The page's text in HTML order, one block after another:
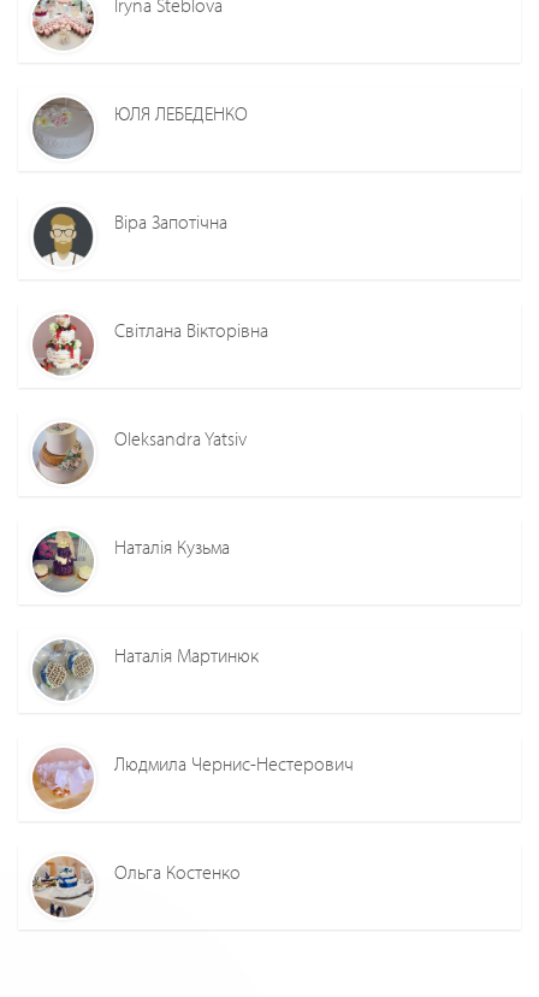
ЮЛЯ ЛЕБЕДЕНКО
Віра Запотічна
Світлана Вікторівна
Oleksandra Yatsiv
Наталія Кузьма
Наталія Мартинюк
Людмила Чернис-Нестерович
Ольга Костенко